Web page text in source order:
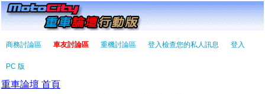
商務討論區 車友討論區 重機討論區 登入檢查您的私人訊息 登入
PC 版
重車論壇 首頁